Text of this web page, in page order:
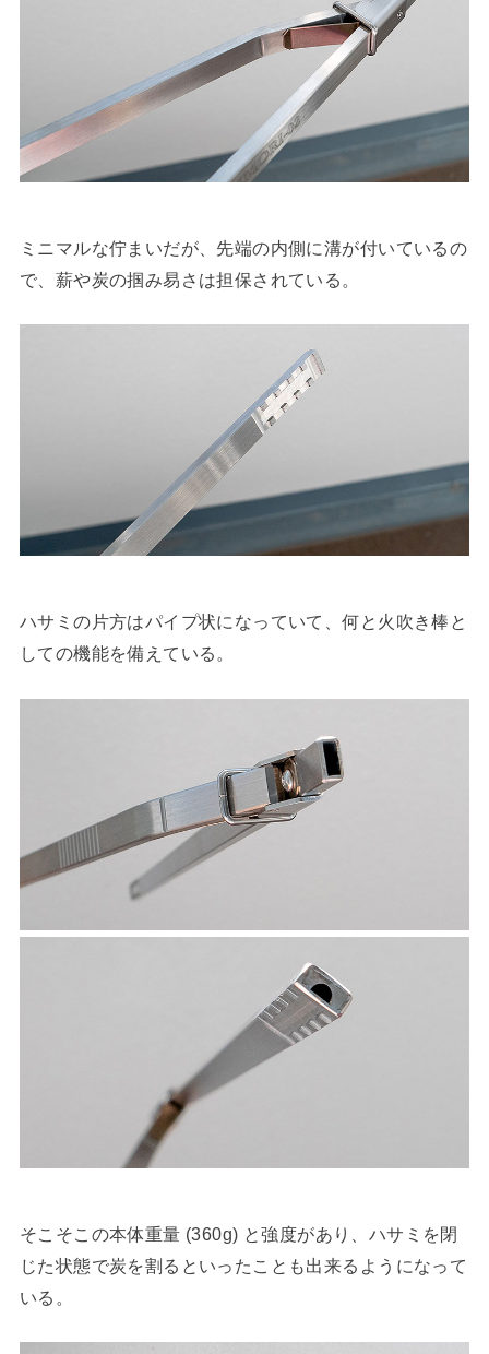
ミニマルな佇まいだが、先端の内側に溝が付いているの
で、薪や炭の掴み易さは担保されている。
ハサミの片方はパイプ状になっていて、何と火吹き棒と
しての機能を備えている。
そこそこの本体重量 (360g) と強度があり、ハサミを閉
じた状態で炭を割るといったことも出来るようになって
いる。